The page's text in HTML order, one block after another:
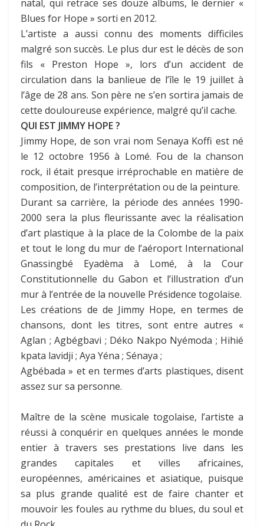
natal, qui retrace ses douze albums, le dernier «
Blues for Hope » sorti en 2012.
L’artiste a aussi connu des moments difficiles
malgré son succès. Le plus dur est le décès de son
fils « Preston Hope », lors d’un accident de
circulation dans la banlieue de l’île le 19 juillet à
l’âge de 28 ans. Son père ne s’en sortira jamais de
cette douloureuse expérience, malgré qu’il cache.
QUI EST JIMMY HOPE ?
Jimmy Hope, de son vrai nom Senaya Koffi est né
le 12 octobre 1956 à Lomé. Fou de la chanson
rock, il était presque irréprochable en matière de
composition, de l’interprétation ou de la peinture.
Durant sa carrière, la période des années 1990-
2000 sera la plus fleurissante avec la réalisation
d’art plastique à la place de la Colombe de la paix
et tout le long du mur de l’aéroport International
Gnassingbé Eyadèma à Lomé, à la Cour
Constitutionnelle du Gabon et l’illustration d’un
mur à l’entrée de la nouvelle Présidence togolaise.
Les créations de de Jimmy Hope, en termes de
chansons, dont les titres, sont entre autres «
Aglan ; Agbégbavi ; Déko Nakpo Nyémoda ; Hihié
kpata lavidji ; Aya Yéna ; Sénaya ;
Agbébada » et en termes d’arts plastiques, disent
assez sur sa personne.
Maître de la scène musicale togolaise, l’artiste a
réussi à conquérir en quelques années le monde
entier à travers ses prestations live dans les
grandes capitales et villes africaines,
européennes, américaines et asiatique, puisque
sa plus grande qualité est de faire chanter et
mouvoir les foules au rythme du blues, du soul et